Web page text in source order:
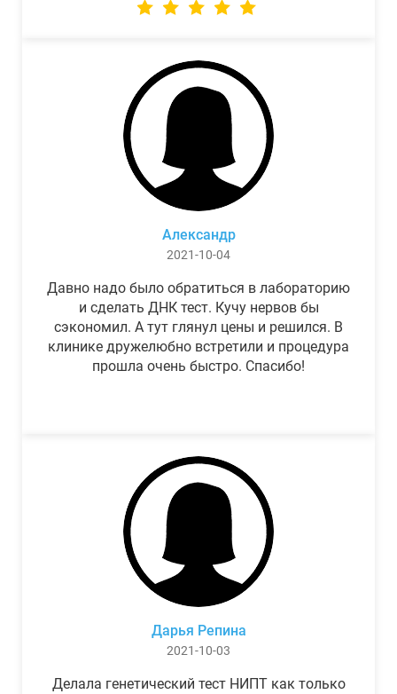
Александр
2021-10-04
Давно надо было обратиться в лабораторию
и сделать ДНК тест. Кучу нервов бы
сэкономил. А тут глянул цены и решился. В
клинике дружелюбно встретили и процедура
прошла очень быстро. Спасибо!
Дарья Репина
2021-10-03
Делала генетический тест НИПТ как только